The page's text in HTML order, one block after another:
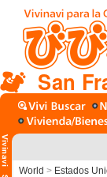
San
World > Estados